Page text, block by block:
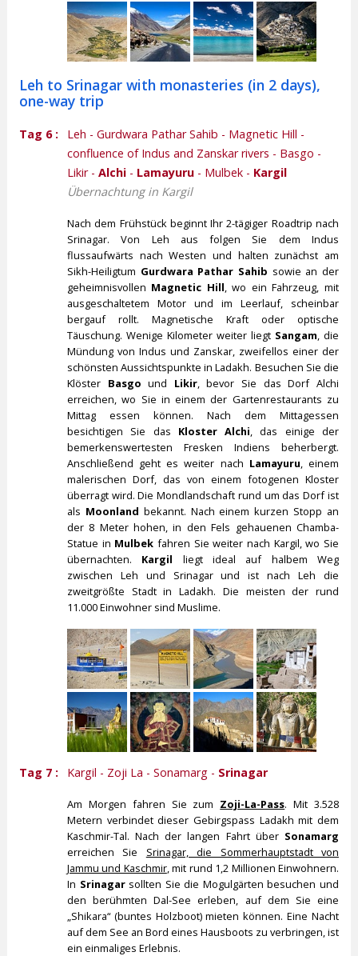
Leh to Srinagar with monasteries (in 2 days),
one-way trip
Tag 6 :
Leh - Gurdwara Pathar Sahib - Magnetic Hill -
confluence of Indus and Zanskar rivers - Basgo -
Likir - Alchi- Lamayuru- Mulbek - Kargil
Übernachtung in Kargil
Nach dem Frühstück beginnt Ihr 2-tägiger Roadtrip nach
Srinagar. Von Leh aus folgen Sie dem Indus
flussaufwärts nach Westen und halten zunächst am
Sikh-Heiligtum Gurdwara Pathar Sahib sowie an der
geheimnisvollen Magnetic Hill, wo ein Fahrzeug, mit
ausgeschaltetem Motor und im Leerlauf, scheinbar
bergauf rollt. Magnetische Kraft oder optische
Täuschung. Wenige Kilometer weiter liegt Sangam, die
Mündung von Indus und Zanskar, zweifellos einer der
schönsten Aussichtspunkte in Ladakh. Besuchen Sie die
Klöster Basgo und Likir, bevor Sie das Dorf Alchi
erreichen, wo Sie in einem der Gartenrestaurants zu
Mittag essen können. Nach dem Mittagessen
besichtigen Sie das Kloster Alchi, das einige der
bemerkenswertesten Fresken Indiens beherbergt.
Anschließend geht es weiter nach Lamayuru, einem
malerischen Dorf, das von einem fotogenen Kloster
überragt wird. Die Mondlandschaft rund um das Dorf ist
als Moonland bekannt. Nach einem kurzen Stopp an
der 8 Meter hohen, in den Fels gehauenen Chamba-
Statue in Mulbek fahren Sie weiter nach Kargil, wo Sie
übernachten. Kargil liegt ideal auf halbem Weg
zwischen Leh und Srinagar und ist nach Leh die
zweitgrößte Stadt in Ladakh. Die meisten der rund
11.000 Einwohner sind Muslime.
Tag 7 : Kargil - Zoji La - Sonamarg - Srinagar
Am Morgen fahren Sie zum Zoji-La-Pass. Mit 3.528
Metern verbindet dieser Gebirgspass Ladakh mit dem
Kaschmir-Tal. Nach der langen Fahrt über Sonamarg
erreichen Sie Srinagar, die Sommerhauptstadt von
Jammu und Kaschmir, mit rund 1,2 Millionen Einwohnern.
In Srinagarsollten Sie die Mogulgärten besuchen und
den berühmten Dal-See erleben, auf dem Sie eine
„Shikara“ (buntes Holzboot) mieten können. Eine Nacht
auf dem See an Bord eines Hausboots zu verbringen, ist
ein einmaliges Erlebnis.